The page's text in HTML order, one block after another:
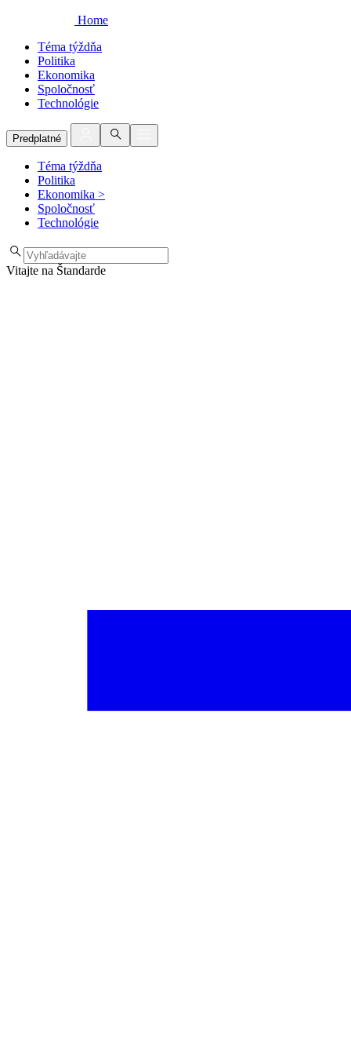
Home
Téma týždňa
Politika
Ekonomika
Spoločnosť
Technológie
Predplatné
Téma týždňa
Politika
Ekonomika >
Spoločnosť
Technológie
Vitajte na Štandarde